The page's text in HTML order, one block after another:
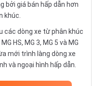
bởi giá bán hấp dẫn hơn
khúc.
các dòng xe từ phân khúc
HS, MG 3, MG 5 và MG
mới trình làng dòng xe
và ngoại hình hấp dẫn.